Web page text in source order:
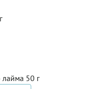
лайма 50 г